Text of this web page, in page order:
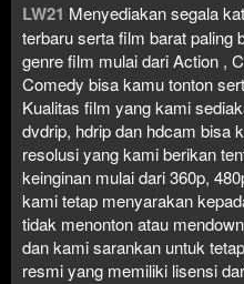
LW21 Menyediakan segala
terbaru serta film barat paling
genre film mulai dari Action ,
Comedy bisa kamu tonton
Kualitas film yang kami
dvdrip, hdrip dan hdcam bisa
resolusi yang kami berikan
keinginan mulai dari 360p,
kami tetap menyarakan
tidak menonton atau
dan kami sarankan untuk
resmi yang memiliki lisensi